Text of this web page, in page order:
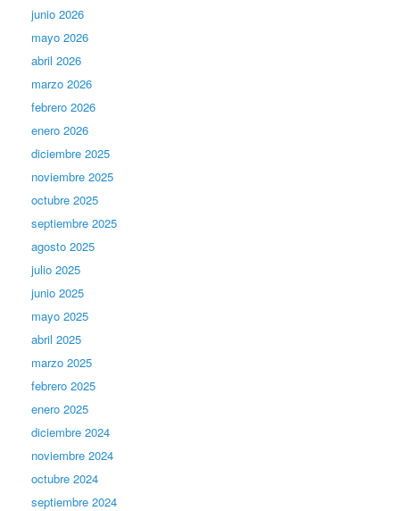
junio 2026
mayo 2026
abril 2026
marzo 2026
febrero 2026
enero 2026
diciembre 2025
noviembre 2025
octubre 2025
septiembre 2025
agosto 2025
julio 2025
junio 2025
mayo 2025
abril 2025
marzo 2025
febrero 2025
enero 2025
diciembre 2024
noviembre 2024
octubre 2024
septiembre 2024